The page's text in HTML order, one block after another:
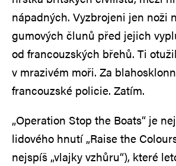
nápadných. Vyzbrojeni jen noži
gumových člunů před jejich
od francouzských břehů. Ti
v mrazivém moři. Za
francouzské policie. Zatím.
„Operation Stop the Boats“ je
lidového hnutí „Raise the
nejspíš „vlajky vzhůru“), které